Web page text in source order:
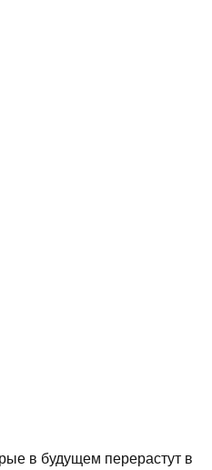
в будущем перерастут в